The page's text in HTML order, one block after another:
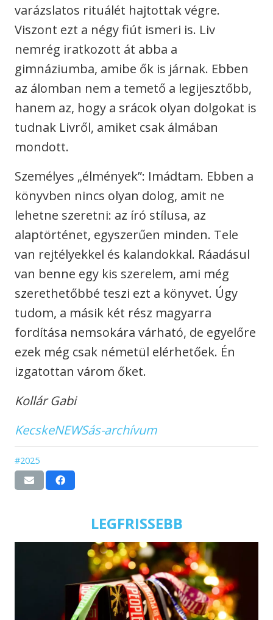
varázslatos rituálét hajtottak végre.
Viszont ezt a négy fiút ismeri is. Liv
nemrég iratkozott át abba a
gimnáziumba, amibe ők is járnak. Ebben
az álomban nem a temető a legijesztőbb,
hanem az, hogy a srácok olyan dolgokat is
tudnak Livről, amiket csak álmában
mondott.
Személyes „élmények”: Imádtam. Ebben a
könyvben nincs olyan dolog, amit ne
lehetne szeretni: az író stílusa, az
alaptörténet, egyszerűen minden. Tele
van rejtélyekkel és kalandokkal. Ráadásul
van benne egy kis szerelem, ami még
szerethetőbbé teszi ezt a könyvet. Úgy
tudom, a másik két rész magyarra
fordítása nemsokára várható, de egyelőre
ezek még csak németül elérhetőek. Én
izgatottan várom őket.
Kollár Gabi
KecskeNEWSás-archívum
#2025
LEGFRISSEBB